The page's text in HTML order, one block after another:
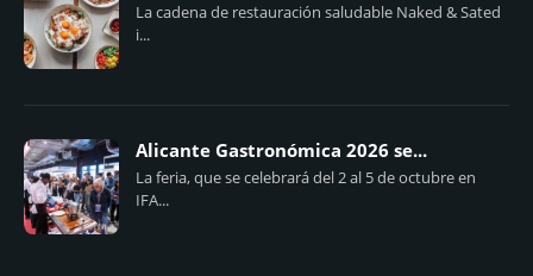
La cadena de restauración saludable Naked & Sated
i...
Alicante Gastronómica 2026 se...
La feria, que se celebrará del 2 al 5 de octubre en
IFA...